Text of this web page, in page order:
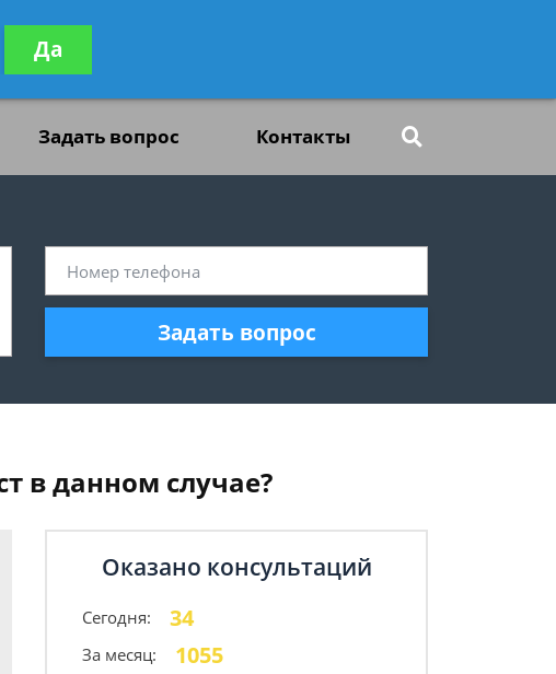
консультацию
бесплатно
Задать вопрос Контакты
Задать вопрос
в данном случае?
Оказано консультаций
Сегодня: 34
За месяц: 1055
Да